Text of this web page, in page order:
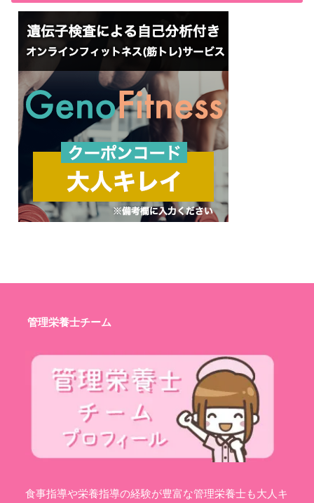
管理栄養士チーム
食事指導や栄養指導の経験が豊富な管理栄養士も大人キ